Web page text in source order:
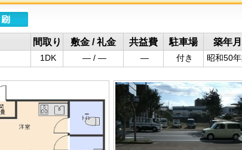
間取り 敷金 / 礼金 共益費 駐車場 築年月
1DK ― / ― ― 付き 昭和50